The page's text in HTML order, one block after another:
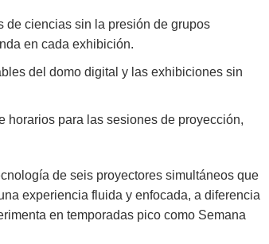
de ciencias sin la presión de grupos
en cada exhibición.
del domo digital y las exhibiciones sin
horarios para las sesiones de proyección,
de seis proyectores simultáneos que
experiencia fluida y enfocada, a diferencia
en temporadas pico como Semana